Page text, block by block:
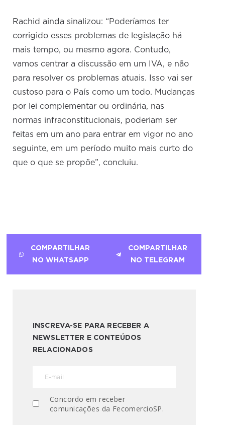
Rachid ainda sinalizou: “Poderíamos ter
corrigido esses problemas de legislação há
mais tempo, ou mesmo agora. Contudo,
vamos centrar a discussão em um IVA, e não
para resolver os problemas atuais. Isso vai ser
custoso para o País como um todo. Mudanças
por lei complementar ou ordinária, nas
normas infraconstitucionais, poderiam ser
feitas em um ano para entrar em vigor no ano
seguinte, em um período muito mais curto do
que o que se propõe”, concluiu.
COMPARTILHAR
NO WHATSAPP
COMPARTILHAR
NO TELEGRAM
INSCREVA-SE PARA RECEBER A
NEWSLETTER E CONTEÚDOS
RELACIONADOS
Concordo em receber
comunicações da FecomercioSP.